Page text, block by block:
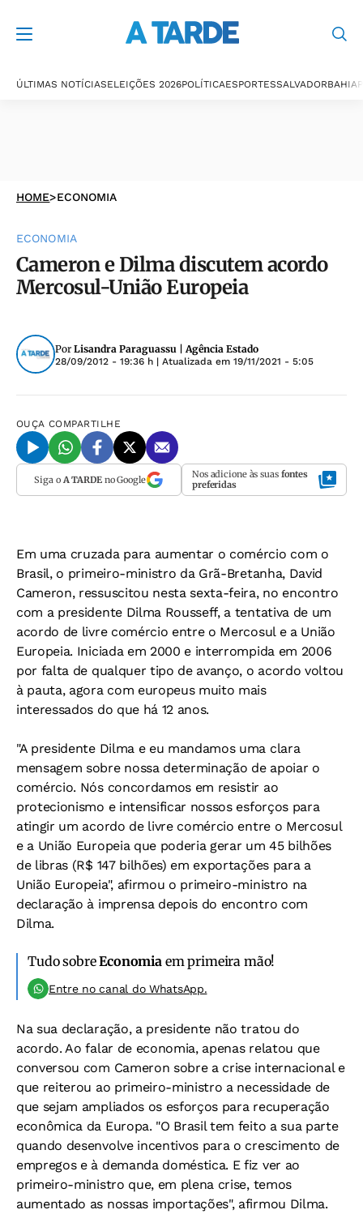
ÚLTIMAS NOTÍCIASELEIÇÕES 2026POLÍTICAESPORTESSALVADORBAHIA
HOME>ECONOMIA
ECONOMIA
Cameron e Dilma discutem acordo
Mercosul-União Europeia
Por Lisandra Paraguassu | Agência Estado
28/09/2012 - 19:36 h | Atualizada em 19/11/2021 - 5:05
OUÇA COMPARTILHE
Siga o A TARDEno Google Nos adicione às suas fontes
preferidas
Em uma cruzada para aumentar o comércio com o
Brasil, o primeiro-ministro da Grã-Bretanha, David
Cameron, ressuscitou nesta sexta-feira, no encontro
com a presidente Dilma Rousseff, a tentativa de um
acordo de livre comércio entre o Mercosul e a União
Europeia. Iniciada em 2000 e interrompida em 2006
por falta de qualquer tipo de avanço, o acordo voltou
à pauta, agora com europeus muito mais
interessados do que há 12 anos.
"A presidente Dilma e eu mandamos uma clara
mensagem sobre nossa determinação de apoiar o
comércio. Nós concordamos em resistir ao
protecionismo e intensificar nossos esforços para
atingir um acordo de livre comércio entre o Mercosul
e a União Europeia que poderia gerar um 45 bilhões
de libras (R$ 147 bilhões) em exportações para a
União Europeia", afirmou o primeiro-ministro na
declaração à imprensa depois do encontro com
Dilma.
Tudo sobreEconomiaem primeira mão!
Entre no canal do WhatsApp.
Na sua declaração, a presidente não tratou do
acordo. Ao falar de economia, apenas relatou que
conversou com Cameron sobre a crise internacional e
que reiterou ao primeiro-ministro a necessidade de
que sejam ampliados os esforços para recuperação
econômica da Europa. "O Brasil tem feito a sua parte
quando desenvolve incentivos para o crescimento de
empregos e à demanda doméstica. E fiz ver ao
primeiro-ministro que, em plena crise, temos
aumentado as nossas importações", afirmou Dilma.